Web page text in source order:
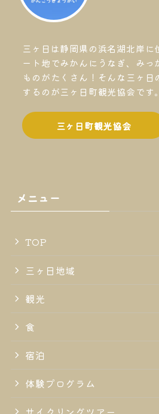
三ヶ日は静岡県の浜名湖北岸
ート地でみかんにうなぎ、みっ
ものがたくさん！そんな三ヶ日
するのが三ヶ日町観光協会です。
三ヶ日町観光協会
メニュー
TOP
三ヶ日地域
観光
食
宿泊
体験プログラム